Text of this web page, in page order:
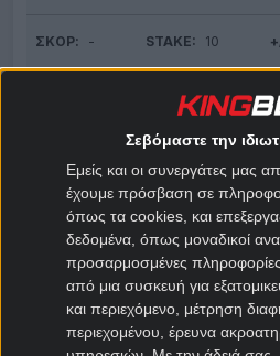
Σεβόμαστε την
Εμείς και οι συνεργάτες μας
έχουμε πρόσβαση σε
όπως τα cookies, και
δεδομένα, όπως μοναδικοί
προσαρμοσμένες
από μια συσκευή για
και περιεχόμενο, μέτρηση
περιεχομένου, έρευνα
ΣΚΟΡ: - STAKE: 10
16:00
ΓΚΡΑΝ ΠΡΙ
Aston Martin: Να πάρουν
ΣΚΟΡ: - STAKE: 10
26.07.26 16:00
F1